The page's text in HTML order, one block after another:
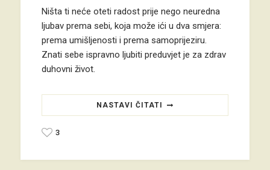
Ništa ti neće oteti radost prije nego neuredna
ljubav prema sebi, koja može ići u dva smjera:
prema umišljenosti i prema samoprijeziru.
Znati sebe ispravno ljubiti preduvjet je za zdrav
duhovni život.
NASTAVI ČITATI
3